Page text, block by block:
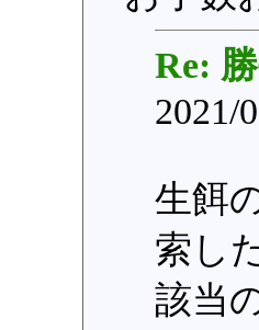
Re:
2021/
生餌
索し
該当